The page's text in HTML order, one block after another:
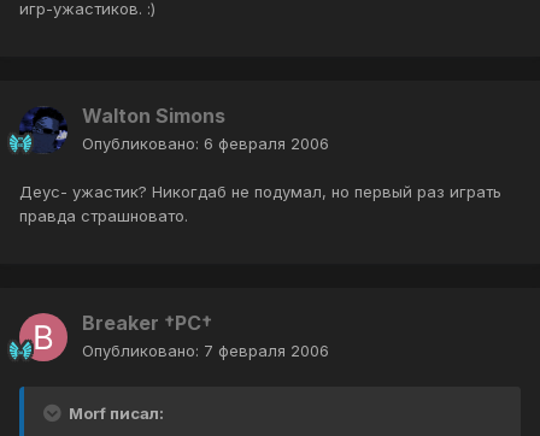
игр-ужастиков. :)
Walton Simons
Опубликовано: 6 февраля 2006
Деус- ужастик? Никогдаб не подумал, но первый раз играть
правда страшновато.
Breaker †PC†
Опубликовано: 7 февраля 2006
Morf писал: